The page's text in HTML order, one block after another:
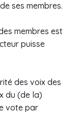
ses membres.
membres est
puisse
des voix des
du (de la)
vote par